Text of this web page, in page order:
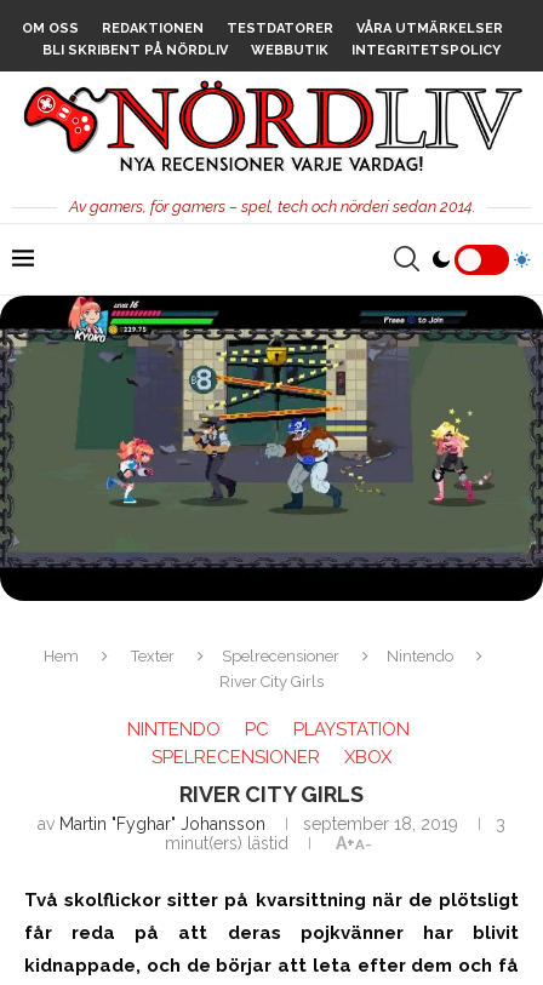
OM OSS REDAKTIONEN TESTDATORER
VÅRA UTMÄRKELSER
BLI SKRIBENT PÅ NÖRDLIV
WEBBUTIK INTEGRITETSPOLICY
Av gamers, för gamers – spel, tech och nörderi sedan 2014.
Hem Texter Spelrecensioner
Nintendo
River City Girls
NINTENDO PC
PLAYSTATION
SPELRECENSIONER
XBOX
RIVER CITY GIRLS
av Martin "Fyghar" Johansson september 18, 2019
3
minut(ers) lästid
A+A-
Två skolflickor sitter på kvarsittning när de plötsligt
får reda på att deras pojkvänner har blivit
kidnappade, och de börjar att leta efter dem och få